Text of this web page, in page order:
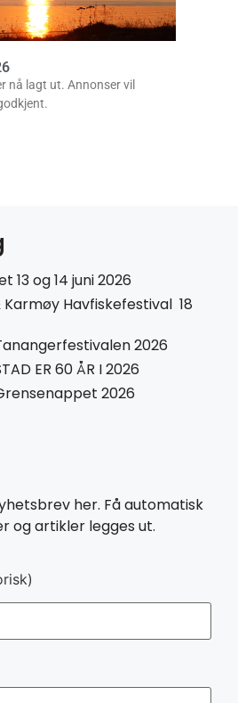
nå lagt ut. Annonser vil
13 og 14 juni 2026
Havfiskefestival 18
2026
ER 60 ÅR I 2026
2026
her. Få automatisk
og artikler legges ut.